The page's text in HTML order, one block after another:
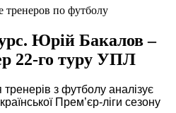
тренеров по футболу
Юрій Бакалов –
22-го туру УПЛ
тренерів з футболу аналізує
Прем’єр-ліги сезону